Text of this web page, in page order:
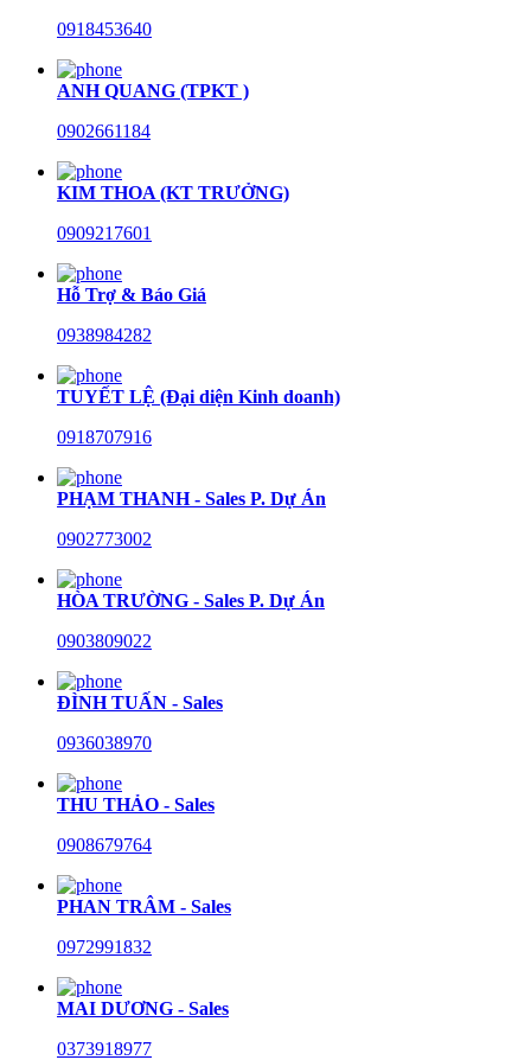
0918453640
ANH QUANG (TPKT )
0902661184
KIM THOA (KT TRƯỞNG)
0909217601
Hỗ Trợ & Báo Giá
0938984282
TUYẾT LỆ (Đại diện Kinh doanh)
0918707916
PHẠM THANH - Sales P. Dự Án
0902773002
HÒA TRƯỜNG - Sales P. Dự Án
0903809022
ĐÌNH TUẤN - Sales
0936038970
THU THẢO - Sales
0908679764
PHAN TRÂM - Sales
0972991832
MAI DƯƠNG - Sales
0373918977